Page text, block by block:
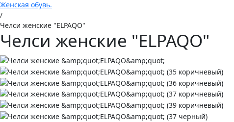
Женская обувь.
/
Челси женские "ELPAQO"
Челси женские "ELPAQO"